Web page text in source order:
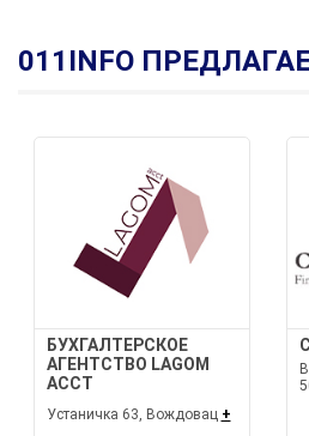
011INFO
БУХГАЛТЕРСКОЕ
АГЕНТСТВО LAGOM
ACCT
Устаничка 63, Вождовац +